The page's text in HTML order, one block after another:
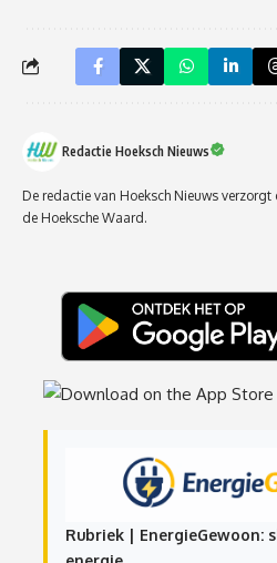
Redactie Hoeksch Nieuws
De redactie van Hoeksch Nieuws
de Hoeksche Waard.
Rubriek | EnergieGewoon: